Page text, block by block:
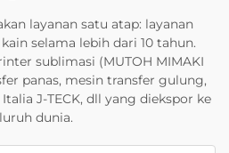
layanan satu atap: layanan
selama lebih dari 10 tahun.
sublimasi (MUTOH MIMAKI
panas, mesin transfer gulung,
J-TECK, dll yang diekspor ke
dunia.